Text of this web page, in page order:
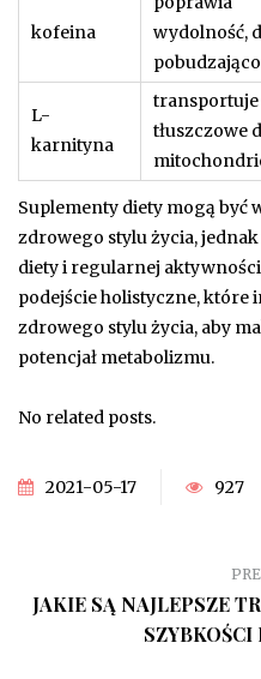
kofeina
wydolność,
pobudzająco
L-
karnityna
transportuje
tłuszczowe
Suplementy diety mogą być
zdrowego stylu życia,
diety i regularnej
podejście holistyczne, które
zdrowego stylu życia, aby
potencjał metabolizmu.
No related posts.
2021-05-17 927
JAKIE SĄ NAJLEPSZE
SZYBKOŚCI